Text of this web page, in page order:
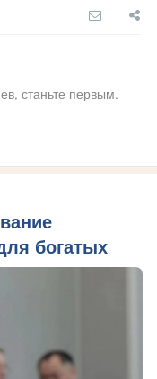
станьте первым.
богатых